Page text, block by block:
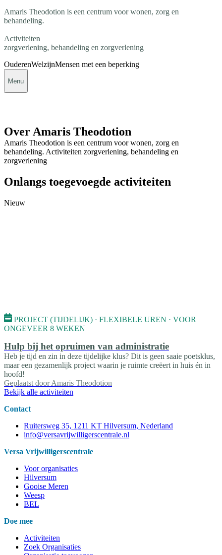
Amaris Theodotion is een centrum voor wonen, zorg en
behandeling.
Activiteiten
zorgverlening, behandeling en zorgverlening
OuderenWelzijnMensen met een beperking
Menu
Over Amaris Theodotion
Amaris Theodotion is een centrum voor wonen, zorg en
behandeling. Activiteiten zorgverlening, behandeling en
zorgverlening
Onlangs toegevoegde activiteiten
Nieuw
PROJECT (TIJDELIJK) · FLEXIBELE UREN · VOOR
ONGEVEER 8 WEKEN
Hulp bij het opruimen van administratie
Heb je tijd en zin in deze tijdelijke klus? Dit is geen saaie poetsklus,
maar een gezamenlijk project waarin je ruimte creëert in huis én in
hoofd!
Geplaatst door Amaris Theodotion
Bekijk alle activiteiten
Contact
Ruitersweg 35, 1211 KT Hilversum, Nederland
info@versavrijwilligerscentrale.nl
Versa Vrijwilligerscentrale
Voor organisaties
Hilversum
Gooise Meren
Weesp
BEL
Doe mee
Activiteiten
Zoek Organisaties